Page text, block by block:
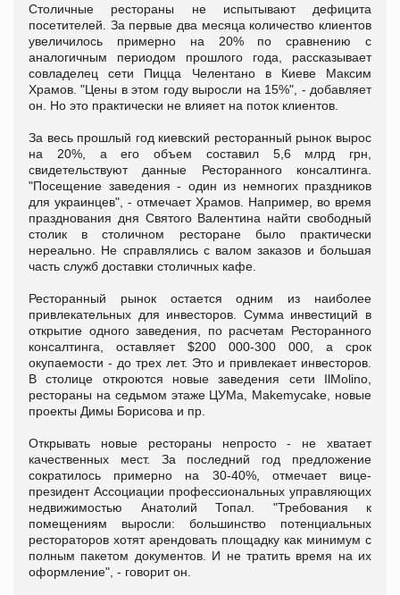
Столичные рестораны не испытывают дефицита
посетителей. За первые два месяца количество клиентов
увеличилось примерно на 20% по сравнению с
аналогичным периодом прошлого года, рассказывает
совладелец сети Пицца Челентано в Киеве Максим
Храмов. "Цены в этом году выросли на 15%", - добавляет
он. Но это практически не влияет на поток клиентов.
За весь прошлый год киевский ресторанный рынок вырос
на 20%, а его объем составил 5,6 млрд грн,
свидетельствуют данные Ресторанного консалтинга.
"Посещение заведения - один из немногих праздников
для украинцев", - отмечает Храмов. Например, во время
празднования дня Святого Валентина найти свободный
столик в столичном ресторане было практически
нереально. Не справлялись с валом заказов и большая
часть служб доставки столичных кафе.
Ресторанный рынок остается одним из наиболее
привлекательных для инвесторов. Сумма инвестиций в
открытие одного заведения, по расчетам Ресторанного
консалтинга, оставляет $200 000-300 000, а срок
окупаемости - до трех лет. Это и привлекает инвесторов.
В столице откроются новые заведения сети IlMolino,
рестораны на седьмом этаже ЦУМа, Makemycake, новые
проекты Димы Борисова и пр.
Открывать новые рестораны непросто - не хватает
качественных мест. За последний год предложение
сократилось примерно на 30-40%, отмечает вице-
президент Ассоциации профессиональных управляющих
недвижимостью Анатолий Топал. "Требования к
помещениям выросли: большинство потенциальных
рестораторов хотят арендовать площадку как минимум с
полным пакетом документов. И не тратить время на их
оформление", - говорит он.